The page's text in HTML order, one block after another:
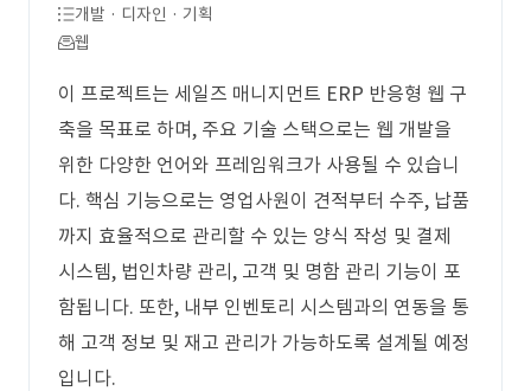
개발 · 디자인 · 기획
웹
이 프로젝트는 세일즈 매니지먼트 ERP 반응형 웹 구
축을 목표로 하며, 주요 기술 스택으로는 웹 개발을
위한 다양한 언어와 프레임워크가 사용될 수 있습니
다. 핵심 기능으로는 영업사원이 견적부터 수주, 납품
까지 효율적으로 관리할 수 있는 양식 작성 및 결제
시스템, 법인차량 관리, 고객 및 명함 관리 기능이 포
함됩니다. 또한, 내부 인벤토리 시스템과의 연동을 통
해 고객 정보 및 재고 관리가 가능하도록 설계될 예정
입니다.